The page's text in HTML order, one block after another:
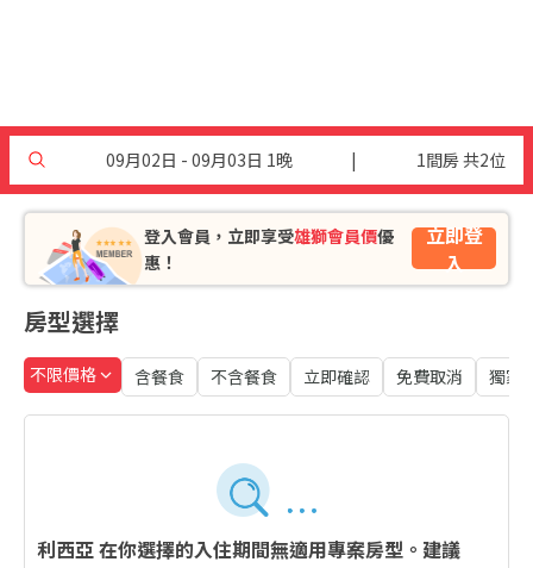
09月02日 - 09月03日 1晚 | 1間房 共2位
登入會員，立即享受雄獅會員價優
惠！
立即登
入
房型選擇
不限價格 含餐食 不含餐食 立即確認 免費取消 獨家
利西亞在你選擇的入住期間無適用專案房型。建議